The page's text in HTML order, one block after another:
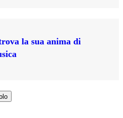
la sua anima di